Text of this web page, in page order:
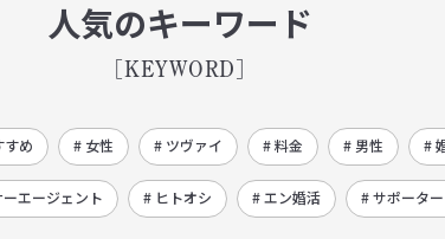
人気のキーワード
[KEYWORD]
すめ # 女性 # ツヴァイ # 料金 # 男性 #
エージェント # ヒトオシ # エン婚活 # サポータ